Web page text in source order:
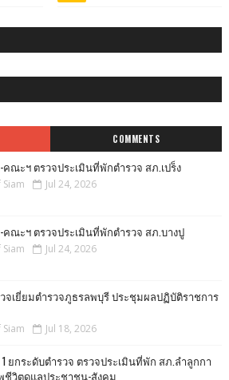
COMMENTS
คณะฯ ตรวจประเมินที่พักตำรวจ สภ.เปร็ง
Jul 24, 2026
คณะฯ ตรวจประเมินที่พักตำรวจ สภ.บางปู
Jul 24, 2026
จเยี่ยมตำรวจภูธรลพบุรี ประชุมผลปฏิบัติราชการ
Jul 18, 2026
ยกระดับตำรวจ ตรวจประเมินที่พัก สภ.ลำลูกกา
วิตดูแลประชาชน-สังคม